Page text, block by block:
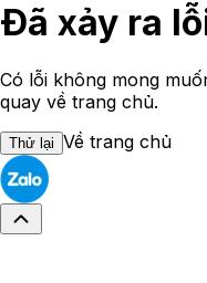
Đã xảy ra
Có lỗi không mong
quay về trang chủ.
Thử lại Về trang chủ